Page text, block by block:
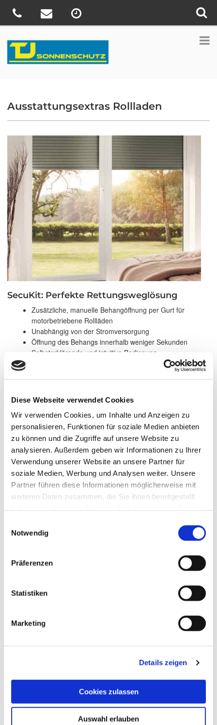
Diese Webseite verwendet Cookies
Wir verwenden Cookies, um Inhalte und Anzeigen zu
personalisieren, Funktionen für soziale Medien anbieten
zu können und die Zugriffe auf unsere Website zu
analysieren. Außerdem geben wir Informationen zu Ihrer
Verwendung unserer Website an unsere Partner für
soziale Medien, Werbung und Analysen weiter. Unsere
Partner führen diese Informationen möglicherweise mit
weiteren Daten zusammen, die Sie ihnen bereitgestellt
Notwendig
Präferenzen
Statistiken
Marketing
Details zeigen
Cookies zulassen
Auswahl erlauben
Ausstattungsextras Rollladen
SecuKit: Perfekte Rettungsweglösung
Zusätzliche, manuelle Behangöffnung per Gurt für
motorbetriebene Rollläden
Unabhängig von der Stromversorgung
Öffnung des Behangs innerhalb weniger Sekunden
Selbsterklärende und intuitive Bedienung
Integrierter Insekten- und Pollenschutz
Auf Wunsch in Rollladen integriert
Verschiedene Ausführungen verfügbar
Dezente Optik mit gleichzeitig zuverlässigem Schutz vor
Mücken, Wespen und Pollen